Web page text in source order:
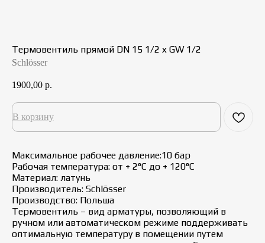
Термовентиль прямой DN 15 1/2 x GW 1/2
Schlösser
1900,00 р.
В корзину
Максимальное рабочее давление:10 бар
Рабочая температура: от + 2°С до + 120°С
Материал: латунь
Производитель: Schlösser
Производство: Польша
Термовентиль – вид арматуры, позволяющий в
ручном или автоматическом режиме поддерживать
оптимальную температуру в помещении путем